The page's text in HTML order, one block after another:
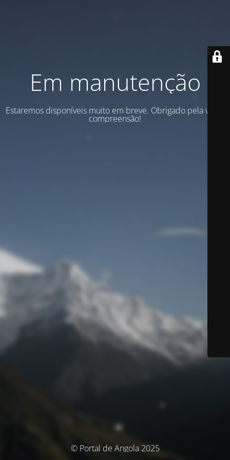
Em manutenção
Estaremos disponíveis muito em breve. Obrigado pela vossa
compreensão!
© Portal de Angola 2025